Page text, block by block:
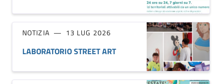
NOTIZIA 13 LUG 2026
LABORATORIO STREET ART